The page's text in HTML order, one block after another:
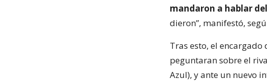
mandaron a hablar
dieron”, manifestó,
Tras esto, el
peguntaran sobre el
Azul), y ante un nuevo